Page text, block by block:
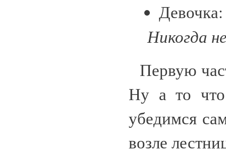
Никогда
Первую
Ну а то
убедимся
возле